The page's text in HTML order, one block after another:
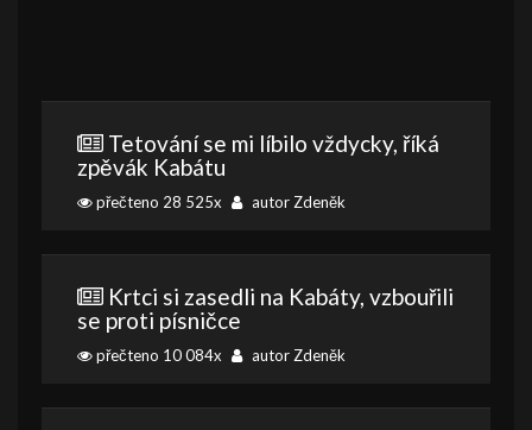
Tetování se mi líbilo vždycky, říká
zpěvák Kabátu
přečteno 28 525x autor Zdeněk
Krtci si zasedli na Kabáty, vzbouřili
se proti písničce
přečteno 10 084x autor Zdeněk